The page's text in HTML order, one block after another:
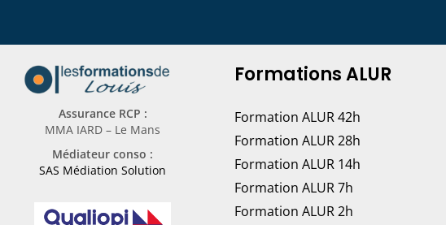
Assurance RCP :
MMA IARD – Le Mans
Médiateur conso :
SAS Médiation Solution
Formations ALUR
Formation ALUR 42h
Formation ALUR 28h
Formation ALUR 14h
Formation ALUR 7h
Formation ALUR 2h